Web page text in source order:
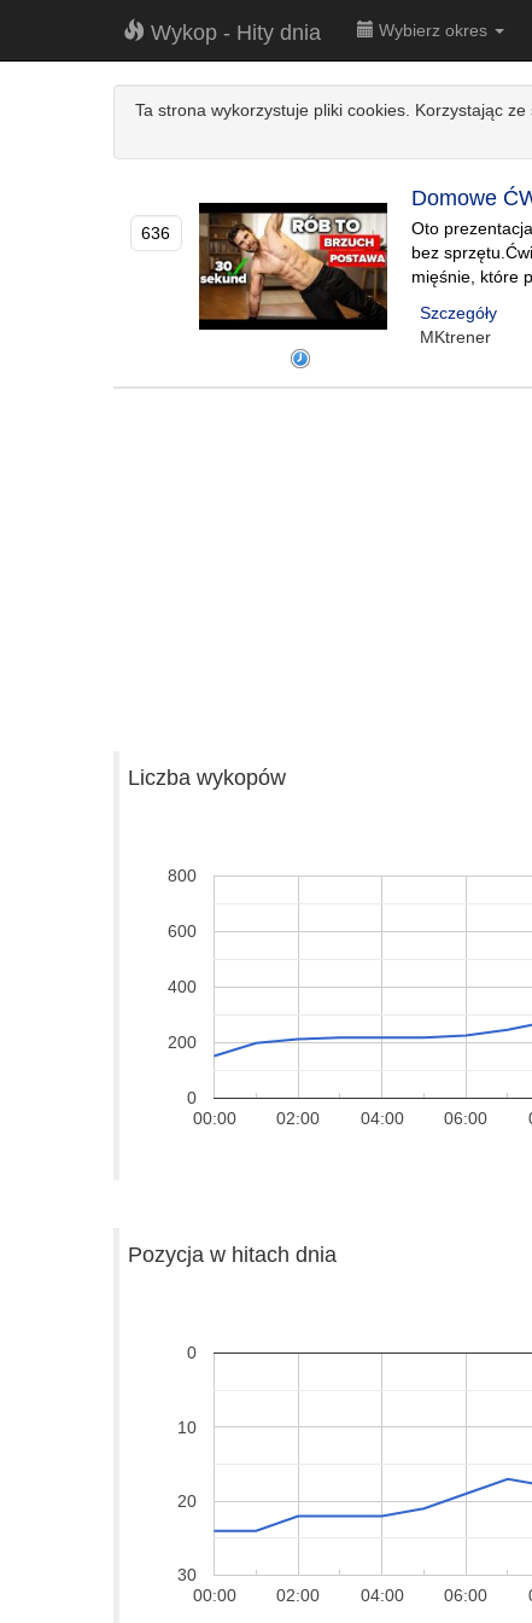
Wykop - Hity dnia Wybierz okres
Ta strona wykorzystuje pliki cookies. Korzystając
636
Domowe
Oto
bez
mięśnie, które
Szczegóły
MKtrener
Liczba wykopów
00:00 02:00 04:00 06:00
0
200
400
600
800
Pozycja w hitach dnia
00:00 02:00 04:00 06:00
0
10
20
30